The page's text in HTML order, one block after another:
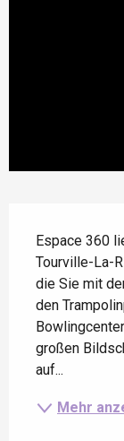
Espace 360
Tourville-La-
die Sie mit
den
großen
auf...
Mehr